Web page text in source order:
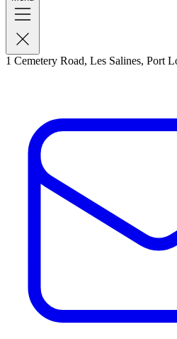
1 Cemetery Road, Les Salines, Port